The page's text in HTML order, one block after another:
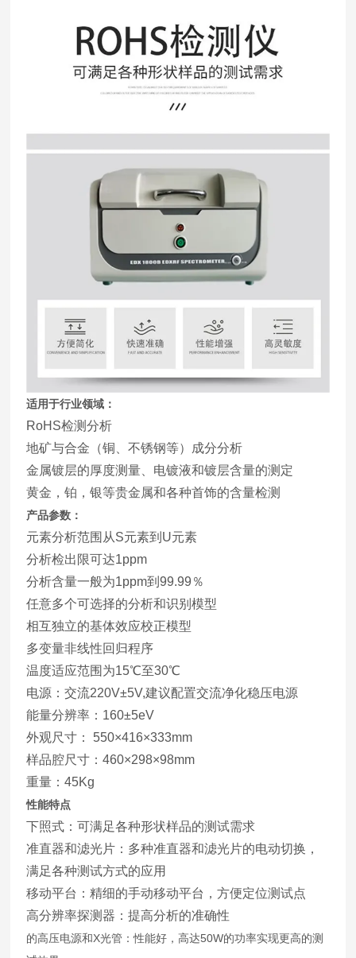
适用于行业领域：
RoHS检测分析
地矿与合金（铜、不锈钢等）成分分析
金属镀层的厚度测量、电镀液和镀层含量的测定
黄金，铂，银等贵金属和各种首饰的含量检测
产品参数：
元素分析范围从S元素到U元素
分析检出限可达1ppm
分析含量一般为1ppm到99.99％
任意多个可选择的分析和识别模型
相互独立的基体效应校正模型
多变量非线性回归程序
温度适应范围为15℃至30℃
电源：交流220V±5V,建议配置交流净化稳压电源
能量分辨率：160±5eV
外观尺寸： 550×416×333mm
样品腔尺寸：460×298×98mm
重量：45Kg
性能特点
下照式：可满足各种形状样品的测试需求
准直器和滤光片：多种准直器和滤光片的电动切换，
满足各种测试方式的应用
移动平台：精细的手动移动平台，方便定位测试点
高分辨率探测器：提高分析的准确性
的高压电源和X光管：性能好，高达50W的功率实现更高的测